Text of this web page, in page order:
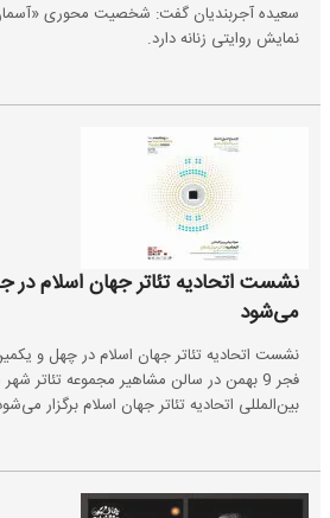
سعیده آجربندیان گفت: شخصیت محوری
نمایش روایتی زنانه دارد.
نشست اتحادیه تئاتر جهان اسلام در
می‌شود
نشست اتحادیه تئاتر جهان اسلام در چهل و
فجر 9 بهمن در سالن مشاهیر مجموعه تئاتر
بین‌المللی اتحادیه تئاتر جهان اسلام برگزار